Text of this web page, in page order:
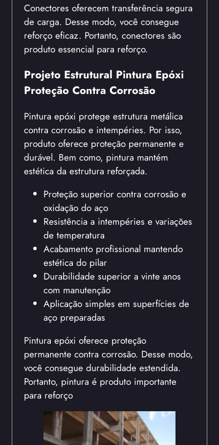
Conectores oferecem transferência segura
de carga. Desse modo, você consegue
reforço eficaz. Portanto, conectores são
produto essencial para reforço.
Projeto Estrutural Pintura Epóxi
Proteção Contra Corrosão
Pintura epóxi protege estrutura metálica
contra corrosão e intempéries. Por isso,
produto oferece proteção permanente e
durável. Bem como, pintura mantém
estética da estrutura reforçada.
Proteção superior contra corrosão e
oxidação do aço
Resistência a intempéries e variações
de temperatura
Acabamento profissional mantendo
estética do pilar
Durabilidade superior a vinte anos
com manutenção
Aplicação simples em superfícies de
aço preparadas
Pintura epóxi oferece proteção
permanente contra corrosão. Desse modo,
você consegue durabilidade estendida.
Portanto, pintura é produto importante
para reforço